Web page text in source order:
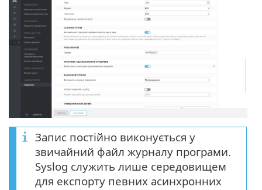
Запис постійно виконується у
звичайний файл журналу програми.
Syslog служить лише середовищем
для експорту певних асинхронних